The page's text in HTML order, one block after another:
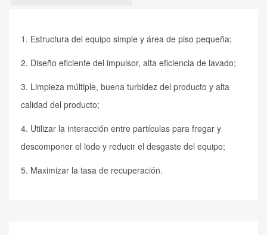
1. Estructura del equipo simple y área de piso pequeña;
2. Diseño eficiente del impulsor, alta eficiencia de lavado;
3. Limpieza múltiple, buena turbidez del producto y alta
calidad del producto;
4. Utilizar la interacción entre partículas para fregar y
descomponer el lodo y reducir el desgaste del equipo;
5. Maximizar la tasa de recuperación.